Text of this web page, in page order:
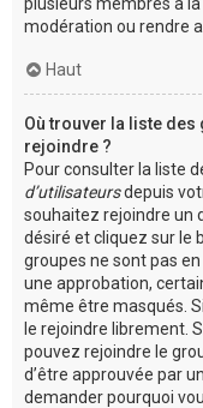
modération ou rendre
Haut
Où trouver la liste
rejoindre ?
Pour consulter la liste
d’utilisateursdepuis
souhaitez rejoindre un
désiré et cliquez sur le
groupes ne sont pas
une approbation,
même être masqués.
le rejoindre librement.
pouvez rejoindre le
d’être approuvée par
demander pourquoi